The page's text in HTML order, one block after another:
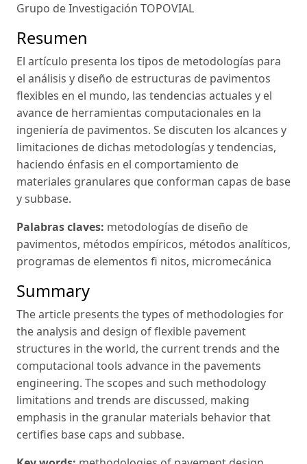
Grupo de Investigación TOPOVIAL
Resumen
El artículo presenta los tipos de metodologías para
el análisis y diseño de estructuras de pavimentos
flexibles en el mundo, las tendencias actuales y el
avance de herramientas computacionales en la
ingeniería de pavimentos. Se discuten los alcances y
limitaciones de dichas metodologías y tendencias,
haciendo énfasis en el comportamiento de
materiales granulares que conforman capas de base
y subbase.
Palabras claves: metodologías de diseño de
pavimentos, métodos empíricos, métodos analíticos,
programas de elementos fi nitos, micromecánica
Summary
The article presents the types of methodologies for
the analysis and design of flexible pavement
structures in the world, the current trends and the
computacional tools advance in the pavements
engineering. The scopes and such methodology
limitations and trends are discussed, making
emphasis in the granular materials behavior that
certifies base caps and subbase.